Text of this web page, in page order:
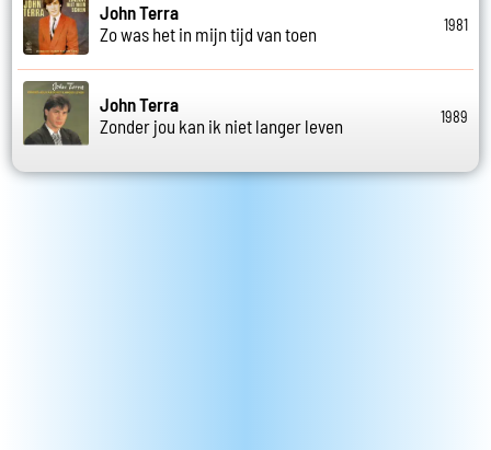
John Terra
Zo was het in mijn tijd van toen
1981
John Terra
Zonder jou kan ik niet langer leven
1989